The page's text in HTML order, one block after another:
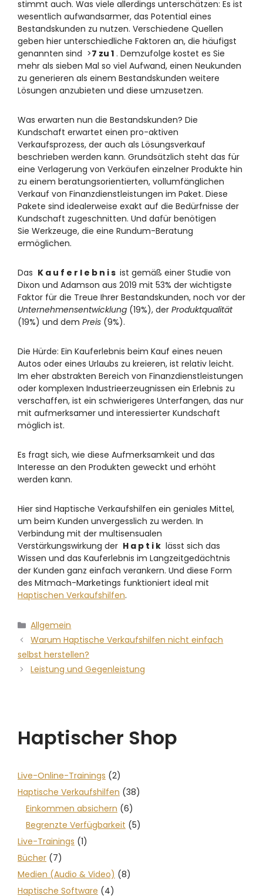
stimmt auch. Was viele allerdings unterschätzen: Es ist
wesentlich aufwandsarmer, das Potential eines
Bestandskunden zu nutzen. Verschiedene Quellen
geben hier unterschiedliche Faktoren an, die häufigst
genannten sind >7 zu 1 . Demzufolge kostet es Sie
mehr als sieben Mal so viel Aufwand, einen Neukunden
zu generieren als einem Bestandskunden weitere
Lösungen anzubieten und diese umzusetzen.
Was erwarten nun die Bestandskunden? Die
Kundschaft erwartet einen pro-aktiven
Verkaufsprozess, der auch als Lösungsverkauf
beschrieben werden kann. Grundsätzlich steht das für
eine Verlagerung von Verkäufen einzelner Produkte hin
zu einem beratungsorientierten, vollumfänglichen
Verkauf von Finanzdienstleistungen im Paket. Diese
Pakete sind idealerweise exakt auf die Bedürfnisse der
Kundschaft zugeschnitten. Und dafür benötigen
Sie Werkzeuge, die eine Rundum-Beratung
ermöglichen.
Das K a u f e r l e b n i s ist gemäß einer Studie von
Dixon und Adamson aus 2019 mit 53% der wichtigste
Faktor für die Treue Ihrer Bestandskunden, noch vor der
Unternehmensentwicklung (19%), der Produktqualität
(19%) und dem Preis (9%).
Die Hürde: Ein Kauferlebnis beim Kauf eines neuen
Autos oder eines Urlaubs zu kreieren, ist relativ leicht.
Im eher abstrakten Bereich von Finanzdienstleistungen
oder komplexen Industrieerzeugnissen ein Erlebnis zu
verschaffen, ist ein schwierigeres Unterfangen, das nur
mit aufmerksamer und interessierter Kundschaft
möglich ist.
Es fragt sich, wie diese Aufmerksamkeit und das
Interesse an den Produkten geweckt und erhöht
werden kann.
Hier sind Haptische Verkaufshilfen ein geniales Mittel,
um beim Kunden unvergesslich zu werden. In
Verbindung mit der multisensualen
Verstärkungswirkung der H a p t i k lässt sich das
Wissen und das Kauferlebnis im Langzeitgedächtnis
der Kunden ganz einfach verankern. Und diese Form
des Mitmach-Marketings funktioniert ideal mit
Haptischen Verkaufshilfen.
Allgemein
Warum Haptische Verkaufshilfen nicht einfach
selbst herstellen?
Leistung und Gegenleistung
Haptischer Shop
Live-Online-Trainings (2)
Haptische Verkaufshilfen (38)
Einkommen absichern (6)
Begrenzte Verfügbarkeit (5)
Live-Trainings (1)
Bücher (7)
Medien (Audio & Video) (8)
Haptische Software (4)